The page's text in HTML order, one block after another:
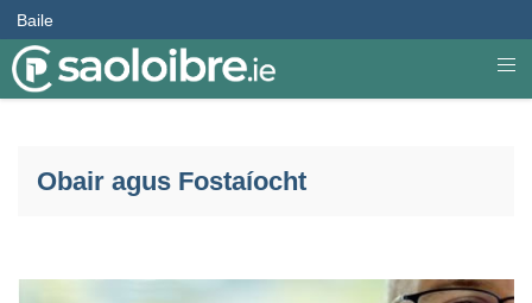
Baile
Obair agus Fostaíocht